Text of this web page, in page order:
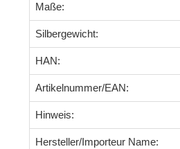
Maße:
Silbergewicht:
HAN:
Artikelnummer/EAN:
Hinweis:
Hersteller/Importeur Name: